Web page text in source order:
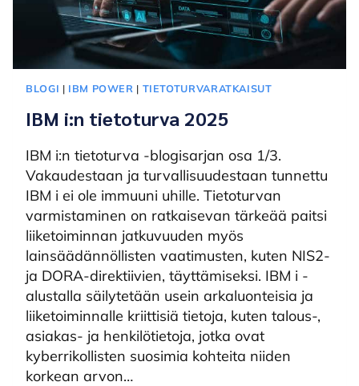
BLOGI | IBM POWER | TIETOTURVARATKAISUT
IBM i:n tietoturva 2025
IBM i:n tietoturva -blogisarjan osa 1/3.
Vakaudestaan ja turvallisuudestaan tunnettu
IBM i ei ole immuuni uhille. Tietoturvan
varmistaminen on ratkaisevan tärkeää paitsi
liiketoiminnan jatkuvuuden myös
lainsäädännöllisten vaatimusten, kuten NIS2-
ja DORA-direktiivien, täyttämiseksi. IBM i -
alustalla säilytetään usein arkaluonteisia ja
liiketoiminnalle kriittisiä tietoja, kuten talous-,
asiakas- ja henkilötietoja, jotka ovat
kyberrikollisten suosimia kohteita niiden
korkean arvon…